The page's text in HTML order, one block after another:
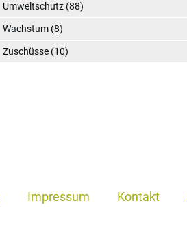
Umweltschutz (88)
Wachstum (8)
Zuschüsse (10)
Impressum Kontakt